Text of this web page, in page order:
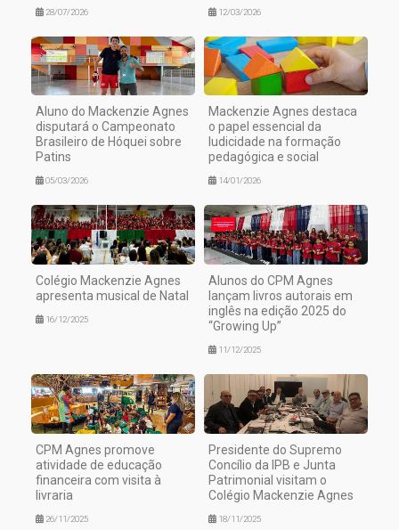
28/07/2026 12/03/2026
Aluno do Mackenzie Agnes
disputará o Campeonato
Brasileiro de Hóquei sobre
Patins
05/03/2026
Mackenzie Agnes destaca
o papel essencial da
ludicidade na formação
pedagógica e social
14/01/2026
Colégio Mackenzie Agnes
apresenta musical de Natal
16/12/2025
Alunos do CPM Agnes
lançam livros autorais em
inglês na edição 2025 do
“Growing Up”
11/12/2025
CPM Agnes promove
atividade de educação
financeira com visita à
livraria
26/11/2025
Presidente do Supremo
Concílio da IPB e Junta
Patrimonial visitam o
Colégio Mackenzie Agnes
18/11/2025